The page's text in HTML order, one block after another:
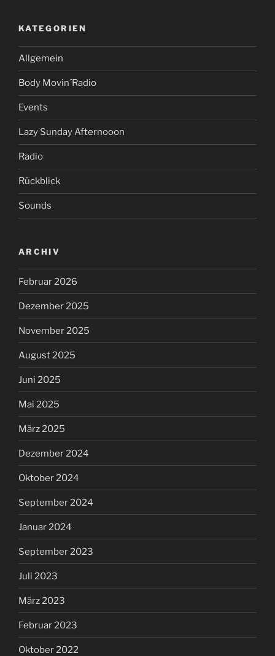
KATEGORIEN
Allgemein
Body Movin´Radio
Events
Lazy Sunday Afternooon
Radio
Rückblick
Sounds
ARCHIV
Februar 2026
Dezember 2025
November 2025
August 2025
Juni 2025
Mai 2025
März 2025
Dezember 2024
Oktober 2024
September 2024
Januar 2024
September 2023
Juli 2023
März 2023
Februar 2023
Oktober 2022